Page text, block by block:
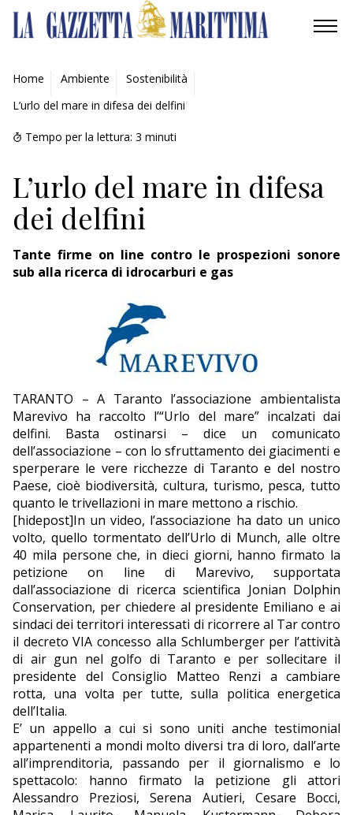
AMBIENTE
MOBILITÀ
INDUSTRIA
RICERCA
ECONOMIA
TURISMO
Home Ambiente
Sostenibilità
L’urlo del mare in difesa dei delfini
Tempo per la lettura: 3 minuti
L’urlo del mare in difesa
dei delfini
Tante firme on line contro le prospezioni sonore
sub alla ricerca di idrocarburi e gas
TARANTO – A Taranto l’associazione ambientalista
Marevivo ha raccolto l’“Urlo del mare” incalzati dai
delfini. Basta ostinarsi – dice un comunicato
dell’associazione – con lo sfruttamento dei giacimenti e
sperperare le vere ricchezze di Taranto e del nostro
Paese, cioè biodiversità, cultura, turismo, pesca, tutto
quanto le trivellazioni in mare mettono a rischio.
[hidepost]In un video, l’associazione ha dato un unico
volto, quello tormentato dell’Urlo di Munch, alle oltre
40 mila persone che, in dieci giorni, hanno firmato la
petizione on line di Marevivo, supportata
dall’associazione di ricerca scientifica Jonian Dolphin
Conservation, per chiedere al presidente Emiliano e ai
sindaci dei territori interessati di ricorrere al Tar contro
il decreto VIA concesso alla Schlumberger per l’attività
di air gun nel golfo di Taranto e per sollecitare il
presidente del Consiglio Matteo Renzi a cambiare
rotta, una volta per tutte, sulla politica energetica
dell’Italia.
E’ un appello a cui si sono uniti anche testimonial
appartenenti a mondi molto diversi tra di loro, dall’arte
all’imprenditoria, passando per il giornalismo e lo
spettacolo: hanno firmato la petizione gli attori
Alessandro Preziosi, Serena Autieri, Cesare Bocci,